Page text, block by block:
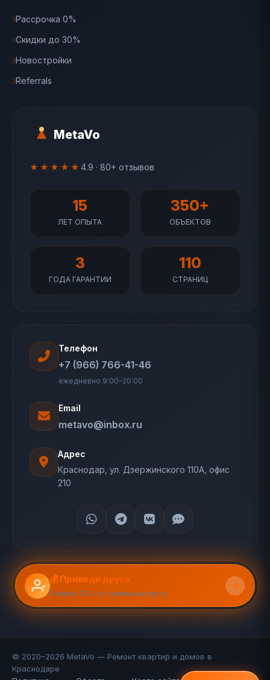
MetaVo
★★★★★ 4.9 · 80+ отзывов
15
ЛЕТ ОПЫТА
350+
ОБЪЕКТОВ
3
ГОДА ГАРАНТИИ
110
СТРАНИЦ
Рассрочка 0%
Скидки до 30%
Новостройки
Referrals
Телефон
+7 (966) 766-41-46
ежедневно 9:00–20:00
Email
metavo@inbox.ru
Адрес
Краснодар, ул. Дзержинского 110А, офис
210
💰 Приведи друга
Получи 20% от суммы на карту
© 2020–2026 MetaVo — Ремонт квартир и домов в
Краснодаре